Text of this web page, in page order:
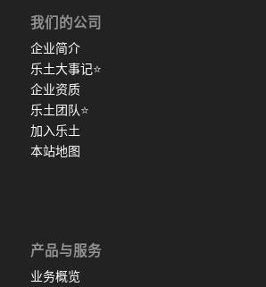
我们的公司
企业简介
乐土大事记⭐
企业资质
乐土团队⭐
加入乐土
本站地图
产品与服务
业务概览